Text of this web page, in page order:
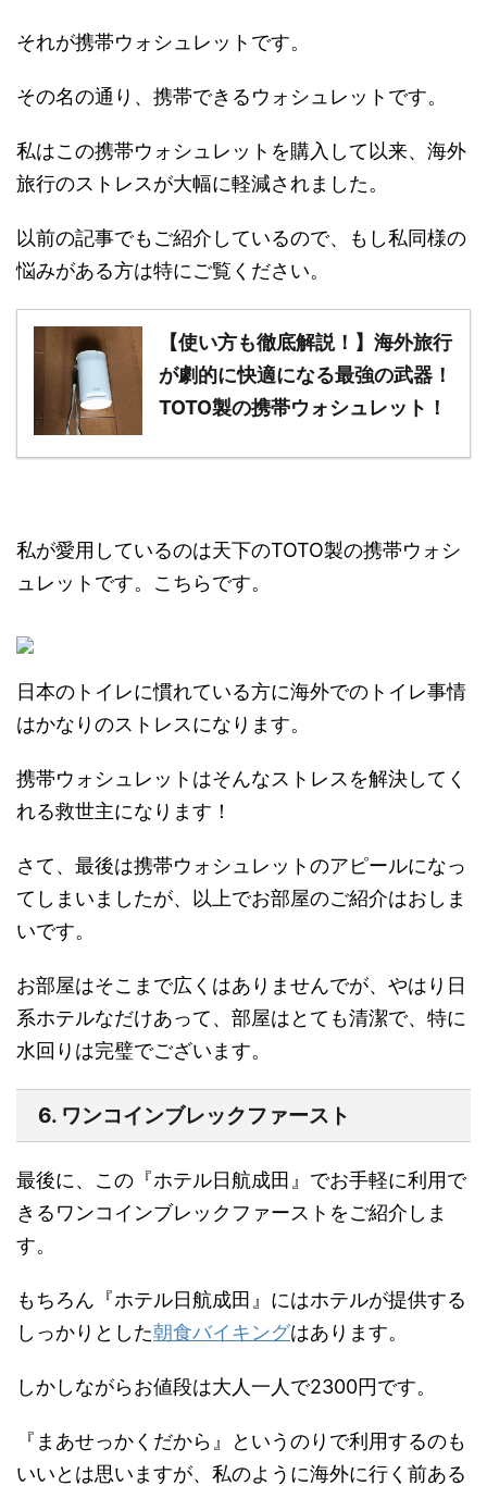
それが携帯ウォシュレットです。
その名の通り、携帯できるウォシュレットです。
私はこの携帯ウォシュレットを購入して以来、海外
旅行のストレスが大幅に軽減されました。
以前の記事でもご紹介しているので、もし私同様の
悩みがある方は特にご覧ください。
【使い方も徹底解説！】海外旅行
が劇的に快適になる最強の武器！
TOTO製の携帯ウォシュレット！
私が愛用しているのは天下のTOTO製の携帯ウォシ
ュレットです。こちらです。
日本のトイレに慣れている方に海外でのトイレ事情
はかなりのストレスになります。
携帯ウォシュレットはそんなストレスを解決してく
れる救世主になります！
さて、最後は携帯ウォシュレットのアピールになっ
てしまいましたが、以上でお部屋のご紹介はおしま
いです。
お部屋はそこまで広くはありませんでが、やはり日
系ホテルなだけあって、部屋はとても清潔で、特に
水回りは完璧でございます。
6. ワンコインブレックファースト
最後に、この『ホテル日航成田』でお手軽に利用で
きるワンコインブレックファーストをご紹介しま
す。
もちろん『ホテル日航成田』にはホテルが提供する
しっかりとした朝食バイキングはあります。
しかしながらお値段は大人一人で2300円です。
『まあせっかくだから』というのりで利用するのも
いいとは思いますが、私のように海外に行く前ある